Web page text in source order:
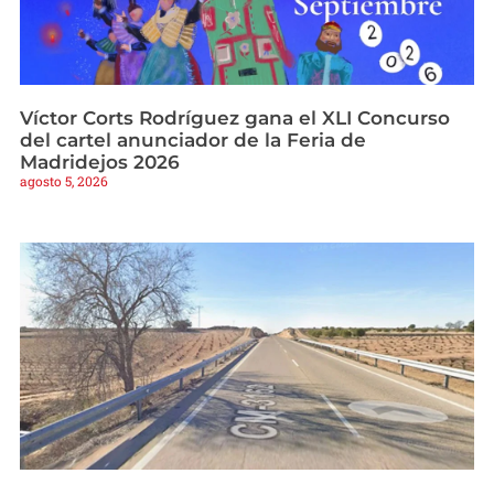
Víctor Corts Rodríguez gana el XLI Concurso
del cartel anunciador de la Feria de
Madridejos 2026
agosto 5, 2026